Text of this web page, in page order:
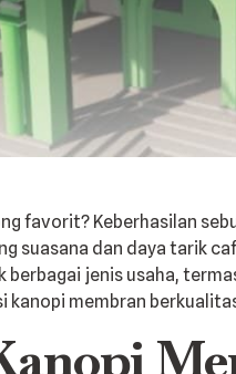
favorit? Keberhasilan
suasana dan daya tarik
jenis usaha,
membran